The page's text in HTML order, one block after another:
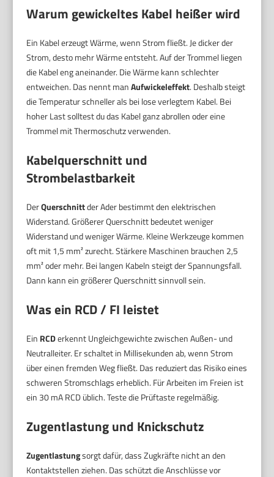
Warum gewickeltes Kabel heißer wird
Ein Kabel erzeugt Wärme, wenn Strom fließt. Je dicker der
Strom, desto mehr Wärme entsteht. Auf der Trommel liegen
die Kabel eng aneinander. Die Wärme kann schlechter
entweichen. Das nennt manAufwickeleffekt. Deshalb steigt
die Temperatur schneller als bei lose verlegtem Kabel. Bei
hoher Last solltest du das Kabel ganz abrollen oder eine
Trommel mit Thermoschutz verwenden.
Kabelquerschnitt und
Strombelastbarkeit
DerQuerschnittder Ader bestimmt den elektrischen
Widerstand. Größerer Querschnitt bedeutet weniger
Widerstand und weniger Wärme. Kleine Werkzeuge kommen
oft mit 1,5 mm² zurecht. Stärkere Maschinen brauchen 2,5
mm² oder mehr. Bei langen Kabeln steigt der Spannungsfall.
Dann kann ein größerer Querschnitt sinnvoll sein.
Was ein RCD / FI leistet
Ein RCDerkennt Ungleichgewichte zwischen Außen- und
Neutralleiter. Er schaltet in Millisekunden ab, wenn Strom
über einen fremden Weg fließt. Das reduziert das Risiko eines
schweren Stromschlags erheblich. Für Arbeiten im Freien ist
ein 30 mA RCD üblich. Teste die Prüftaste regelmäßig.
Zugentlastung und Knickschutz
Zugentlastungsorgt dafür, dass Zugkräfte nicht an den
Kontaktstellen ziehen. Das schützt die Anschlüsse vor